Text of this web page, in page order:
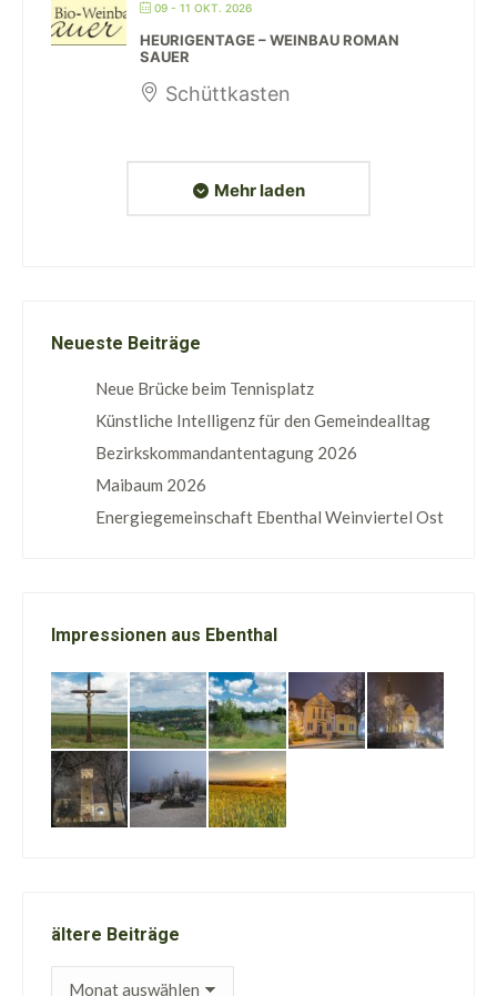
09 - 11 OKT. 2026
HEURIGENTAGE – WEINBAU ROMAN
SAUER
Schüttkasten
Mehr laden
Neueste Beiträge
Neue Brücke beim Tennisplatz
Künstliche Intelligenz für den Gemeindealltag
Bezirkskommandantentagung 2026
Maibaum 2026
Energiegemeinschaft Ebenthal Weinviertel Ost
Impressionen aus Ebenthal
ältere Beiträge
ältere